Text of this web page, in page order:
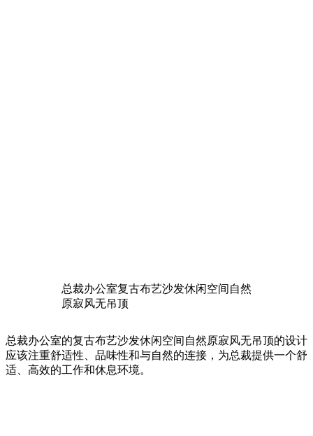
总裁办公室复古布艺沙发休闲空间自然
原寂风无吊顶
总裁办公室的复古布艺沙发休闲空间自然原寂风无吊顶的设计
应该注重舒适性、品味性和与自然的连接，为总裁提供一个舒
适、高效的工作和休息环境。